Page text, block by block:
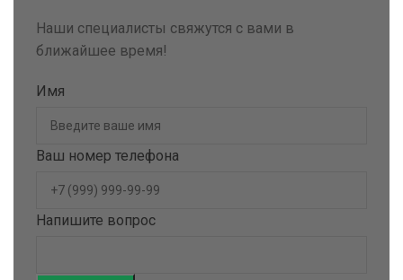
Наши специалисты свяжутся с вами в
ближайшее время!
Имя
Ваш номер телефона
Напишите вопрос